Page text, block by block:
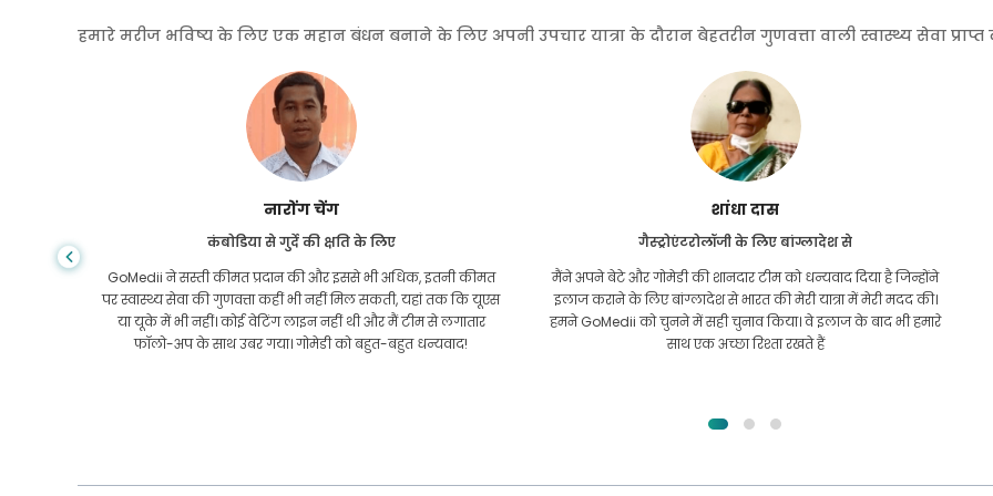
हमारे मरीज भविष्य के लिए एक महान बंधन बनाने के लिए अपनी उपचार यात्रा के दौरान बेहतरीन गुणवत्ता वाली स्वास्थ्य सेवा
शांधा दास
गैस्ट्रोएंटरोलॉजी के लिए बांग्लादेश से
मैंने अपने बेटे और गोमेडी की शानदार टीम को धन्यवाद दिया है जिन्होंने
इलाज कराने के लिए बांग्लादेश से भारत की मेरी यात्रा में मेरी मदद की।
हमने GoMedii को चुनने में सही चुनाव किया। वे इलाज के बाद भी हमारे
साथ एक अच्छा रिश्ता रखते हैं
फुरकानुल इस्लाम
किडनी ट्रांसप्लांट के लिए बांग्लादेश से
मुझे पूरी उम्मीद थी कि मैं अपनी किडनी की समस्या के लिए किसी भी
तरह का इलाज करवा सकूंगा। यह तब हुआ जब मैं अल्लाह की कृपा से
गोमेदी के पास आया और उनसे संपर्क किया।